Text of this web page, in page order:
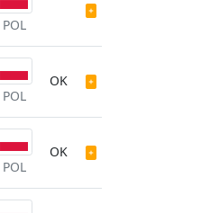
POL
POL
OK
POL
OK